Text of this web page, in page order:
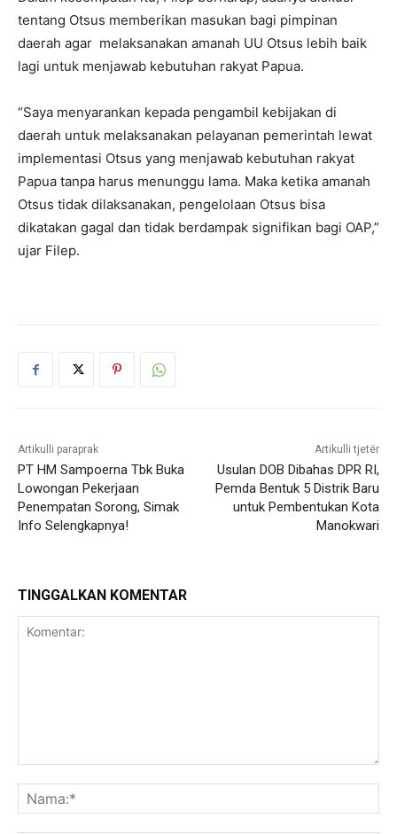
tentang Otsus memberikan masukan bagi pimpinan
daerah agar melaksanakan amanah UU Otsus lebih baik
lagi untuk menjawab kebutuhan rakyat Papua.
“Saya menyarankan kepada pengambil kebijakan di
daerah untuk melaksanakan pelayanan pemerintah lewat
implementasi Otsus yang menjawab kebutuhan rakyat
Papua tanpa harus menunggu lama. Maka ketika amanah
Otsus tidak dilaksanakan, pengelolaan Otsus bisa
dikatakan gagal dan tidak berdampak signifikan bagi OAP,”
ujar Filep.
Artikulli paraprak
PT HM Sampoerna Tbk Buka
Lowongan Pekerjaan
Penempatan Sorong, Simak
Info Selengkapnya!
Artikulli tjetër
Usulan DOB Dibahas DPR RI,
Pemda Bentuk 5 Distrik Baru
untuk Pembentukan Kota
Manokwari
TINGGALKAN KOMENTAR